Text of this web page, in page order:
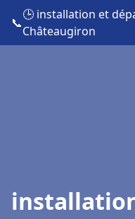
📞
🕒 installation et
Châteaugiron